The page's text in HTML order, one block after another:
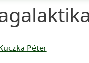
Péter